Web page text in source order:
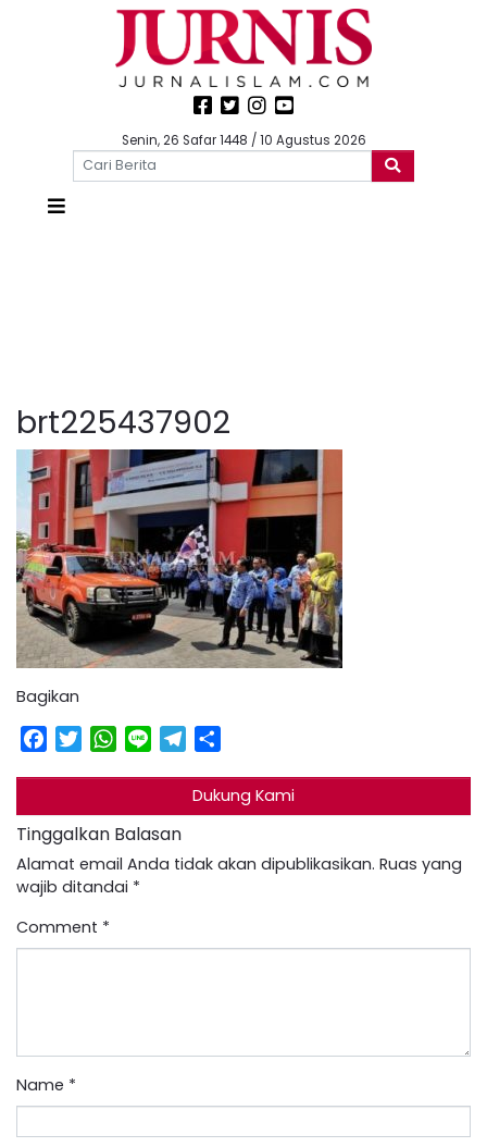
Senin, 26 Safar 1448 / 10 Agustus 2026
brt225437902
Bagikan
Facebook
TwitterWhatsApp
Line Telegram
Dukung Kami
Tinggalkan Balasan
Alamat email Anda tidak akan dipublikasikan. Ruas yang
wajib ditandai *
Comment *
Name *